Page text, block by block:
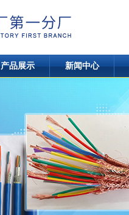
产品展示 新闻中心